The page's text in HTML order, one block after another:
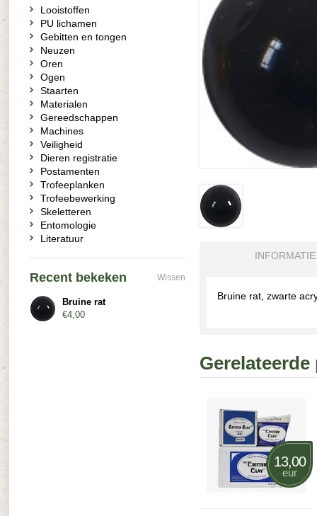
INFORMATIE
Bruine rat, zwarte
13,00
eur
Looistoffen
PU lichamen
Gebitten en tongen
Neuzen
Oren
Ogen
Staarten
Materialen
Gereedschappen
Machines
Veiligheid
Dieren registratie
Postamenten
Trofeeplanken
Trofeebewerking
Skeletteren
Entomologie
Literatuur
Recent bekeken Wissen
Bruine rat
€4,00